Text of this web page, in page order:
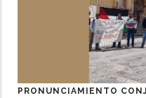
PRONUNCIAMIENTO